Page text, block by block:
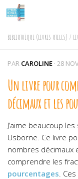
Skip to content
BIBLIOTHÈQUE (LIVRES UTILES) /
PAR CAROLINE · 28
Un livre pour
décimaux et les
J’aime beaucoup
Usborne. Ce livre
nombres décimaux
comprendre les
pourcentages.